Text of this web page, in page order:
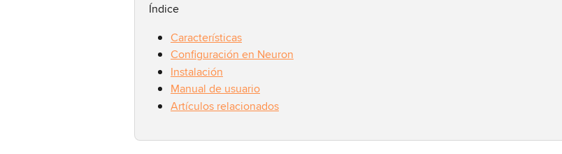
Índice
Características
Configuración en Neuron
Instalación
Manual de usuario
Artículos relacionados